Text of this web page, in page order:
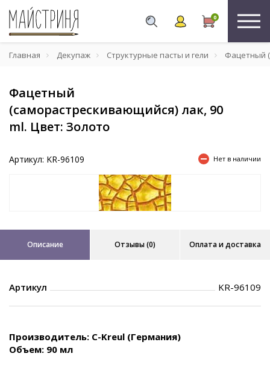
0
Главная Декупаж Структурные пасты и гели Фацетный
Фацетный
(саморастрескивающийся) лак, 90
ml. Цвет: Золото
Артикул: KR-96109 Нет в наличии
Описание Отзывы (0) Оплата и доставка
Артикул KR-96109
Производитель: C-Kreul (Германия)
Объем: 90 мл